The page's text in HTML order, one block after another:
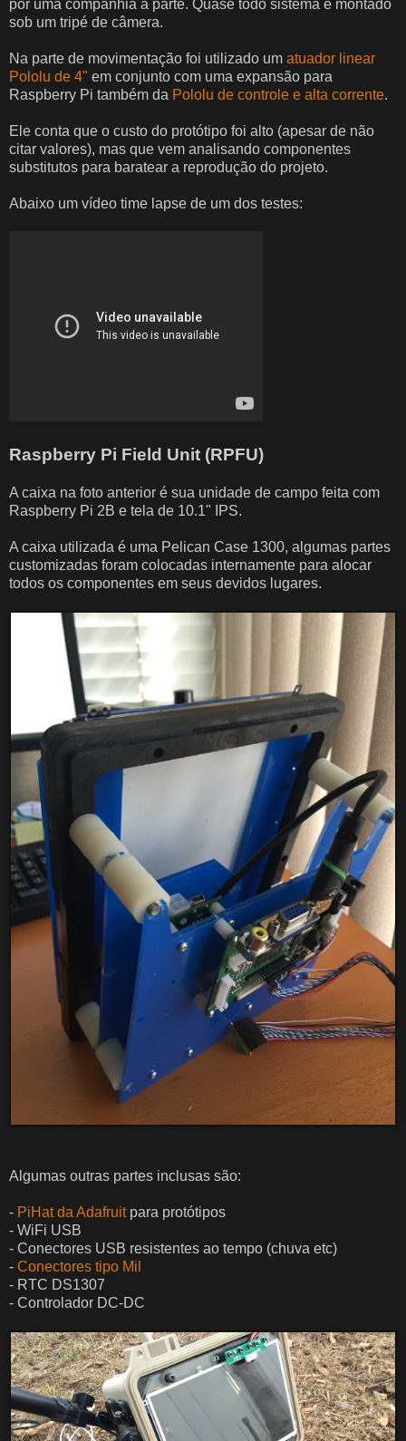
por uma companhia à parte. Quase todo sistema é montado
sob um tripé de câmera.
Na parte de movimentação foi utilizado um atuador linear
Pololu de 4" em conjunto com uma expansão para
Raspberry Pi também da Pololu de controle e alta corrente.
Ele conta que o custo do protótipo foi alto (apesar de não
citar valores), mas que vem analisando componentes
substitutos para baratear a reprodução do projeto.
Abaixo um vídeo time lapse de um dos testes:
Raspberry Pi Field Unit (RPFU)
A caixa na foto anterior é sua unidade de campo feita com
Raspberry Pi 2B e tela de 10.1" IPS.
A caixa utilizada é uma Pelican Case 1300, algumas partes
customizadas foram colocadas internamente para alocar
todos os componentes em seus devidos lugares.
Algumas outras partes inclusas são:
- PiHat da Adafruitpara protótipos
- WiFi USB
- Conectores USB resistentes ao tempo (chuva etc)
- Conectores tipo Mil
- RTC DS1307
- Controlador DC-DC